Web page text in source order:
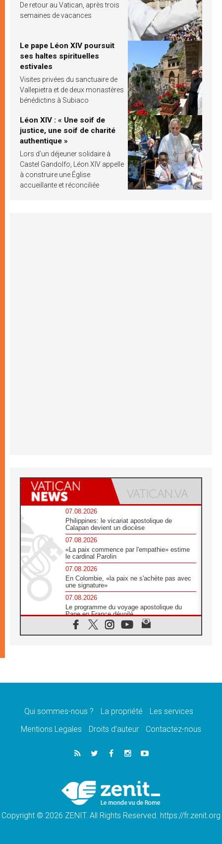
De retour au Vatican, après trois
semaines de vacances
Le pape Léon XIV poursuit
ses haltes spirituelles
estivales
Visites privées du sanctuaire de
Vallepietra et de deux monastères
bénédictins à Subiaco
Léon XIV : « Une soif de
justice, une soif de charité
authentique »
Lors d’un déjeuner solidaire à
Castel Gandolfo, Léon XIV appelle
à construire une Église
accueillante et réconciliée
07.08.2026
Philippines: le vicariat apostolique de
Calapan devient un diocèse
07.08.2026
«La paix commence par l'empathie» estime
le cardinal Parolin
07.08.2026
En Colombie, «la paix ne s'achète pas avec
une signature»
07.08.2026
Le programme du voyage apostolique du
Pape en France dévoilé
07.08.2026
1ère Conférence continentale sur l'éducation
07.08.2026
07.08.2026
lancement des «dix jours de prière pour la
06.08.2026
Préparatifs des JMJ 2027 à Séoul: «c'est
Chrétiens et confucéens: respect et sagesse
pour relever les «défis urgents»
Qui sommes-nous ? La propriété
Les services
Mentions Legales
Droits d’auteur Contactez-nous
Copyright © 2026 ZENIT. All Rights Reserved. https://fr.zenit.org